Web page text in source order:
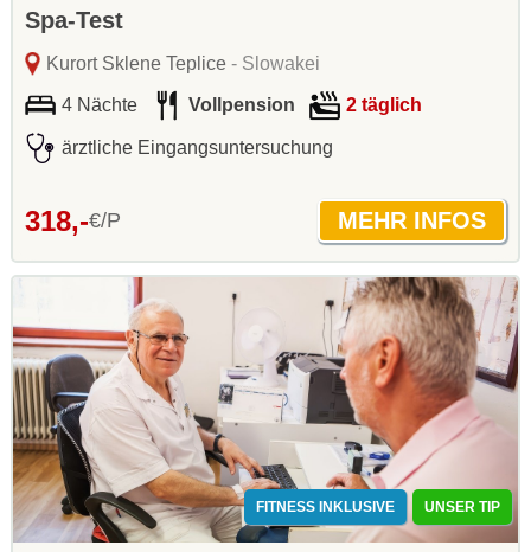
Spa-Test
Kurort Sklene Teplice- Slowakei
4 Nächte Vollpension 2 täglich
ärztliche Eingangsuntersuchung
318,-€/P
FITNESS INKLUSIVE UNSER TIP